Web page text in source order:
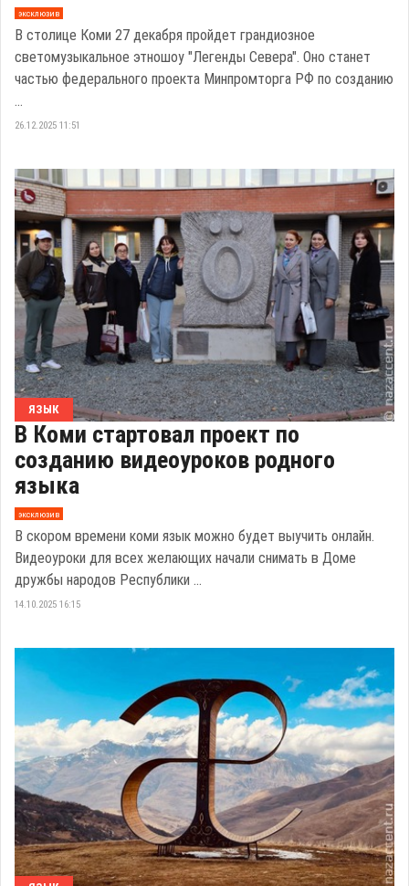
эксклюзив
В столице Коми 27 декабря пройдет грандиозное
светомузыкальное этношоу "Легенды Севера". Оно станет
частью федерального проекта Минпромторга РФ по созданию
...
26.12.2025 11:51
ЯЗЫК
В Коми стартовал проект по
созданию видеоуроков родного
языка
эксклюзив
В скором времени коми язык можно будет выучить онлайн.
Видеоуроки для всех желающих начали снимать в Доме
дружбы народов Республики ...
14.10.2025 16:15